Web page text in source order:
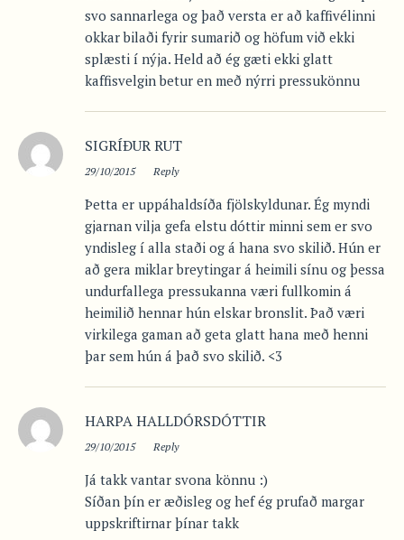
svo sannarlega og það versta er að kaffivélinni
okkar bilaði fyrir sumarið og höfum við ekki
splæsti í nýja. Held að ég gæti ekki glatt
kaffisvelgin betur en með nýrri pressukönnu
SIGRÍÐUR RUT
29/10/2015 Reply
Þetta er uppáhaldsíða fjölskyldunar. Ég myndi
gjarnan vilja gefa elstu dóttir minni sem er svo
yndisleg í alla staði og á hana svo skilið. Hún er
að gera miklar breytingar á heimili sínu og þessa
undurfallega pressukanna væri fullkomin á
heimilið hennar hún elskar bronslit. Það væri
virkilega gaman að geta glatt hana með henni
þar sem hún á það svo skilið. <3
HARPA HALLDÓRSDÓTTIR
29/10/2015 Reply
Já takk vantar svona könnu :)
Síðan þín er æðisleg og hef ég prufað margar
uppskriftirnar þínar takk